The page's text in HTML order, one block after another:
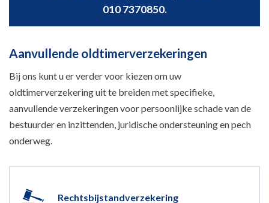
010 7370850.
Aanvullende oldtimerverzekeringen
Bij ons kunt u er verder voor kiezen om uw
oldtimerverzekering uit te breiden met specifieke,
aanvullende verzekeringen voor persoonlijke schade van de
bestuurder en inzittenden, juridische ondersteuning en pech
onderweg.
Rechtsbijstandverzekering